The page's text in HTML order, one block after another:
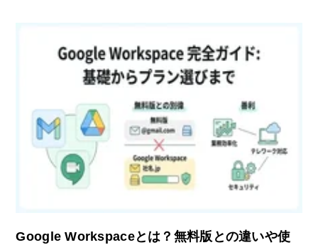
Google Workspaceとは？無料版との違いや使